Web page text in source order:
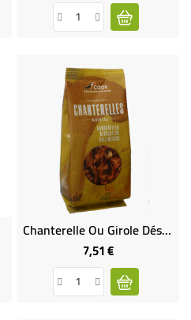
Chanterelle Ou Girole Déshydratés Bio
7,51 €Prix